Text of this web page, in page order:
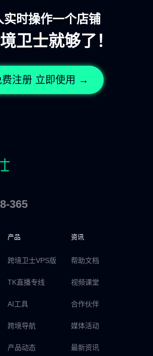
实时操作一个店铺
卫士就够了！
费注册 立即使用 →
365
产品
跨境卫士VPS版
TK直播专线
AI工具
跨境导航
产品动态
资讯
帮助文档
视频课堂
合作伙伴
媒体活动
最新资讯